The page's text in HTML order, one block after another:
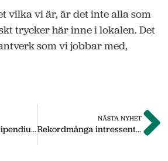
vilka vi är, är det inte alla som
trycker här inne i lokalen. Det
som vi jobbar med,
Sök utbildningsstipendium hos Axeheims stiftelse
NÄSTA NYHET
Rekordmånga intressenter i Nässjö Näringsliv